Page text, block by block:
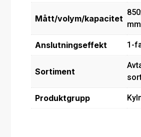
Mått/volym/kapacitet
mm
Anslutningseffekt 1-
Sortiment
Produktgrupp